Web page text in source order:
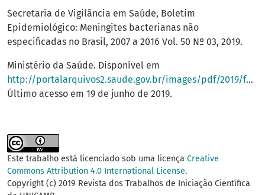
Secretaria de Vigilância em Saúde, Boletim
Epidemiológico: Meningites bacterianas não
especificadas no Brasil, 2007 a 2016 Vol. 50 Nº 03, 2019.
Ministério da Saúde. Disponível em
http://portalarquivos2.saude.gov.br/images/pdf/2019/fevereiro/01/2018038.pdf
Último acesso em 19 de junho de 2019.
Este trabalho está licenciado sob uma licença Creative
Commons Attribution 4.0 International License.
Copyright (c) 2019 Revista dos Trabalhos de Iniciação Científica